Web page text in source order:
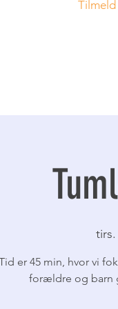
tirs.
er 45 min, hvor vi
forældre og barn